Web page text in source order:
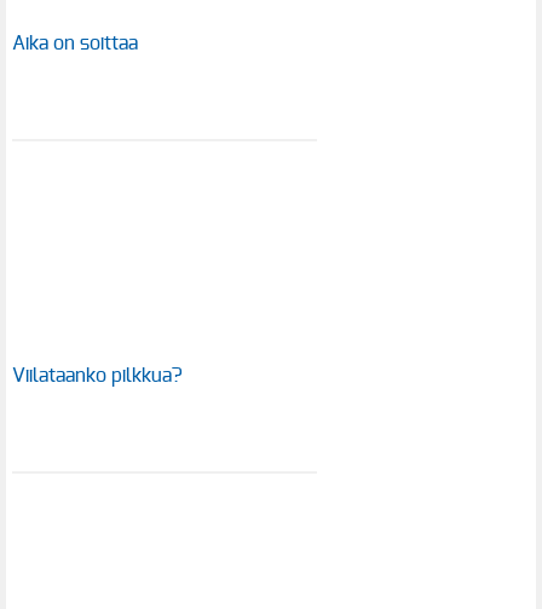
Aika on soittaa
Viilataanko pilkkua?